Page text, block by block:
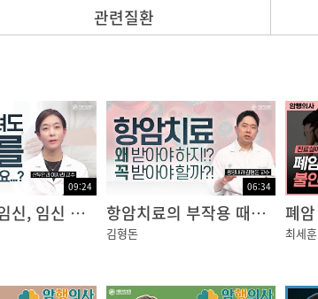
나
합니다
기도 합니다
를 확인합니다
관련질환
09:24
암 환자의 임신, 임신 후에 재발된 암... 어떻게 해야할까요?
06:34
항암치료의 부작용 때문에 치료를 망설이고 계신가요?
김형돈 최세훈